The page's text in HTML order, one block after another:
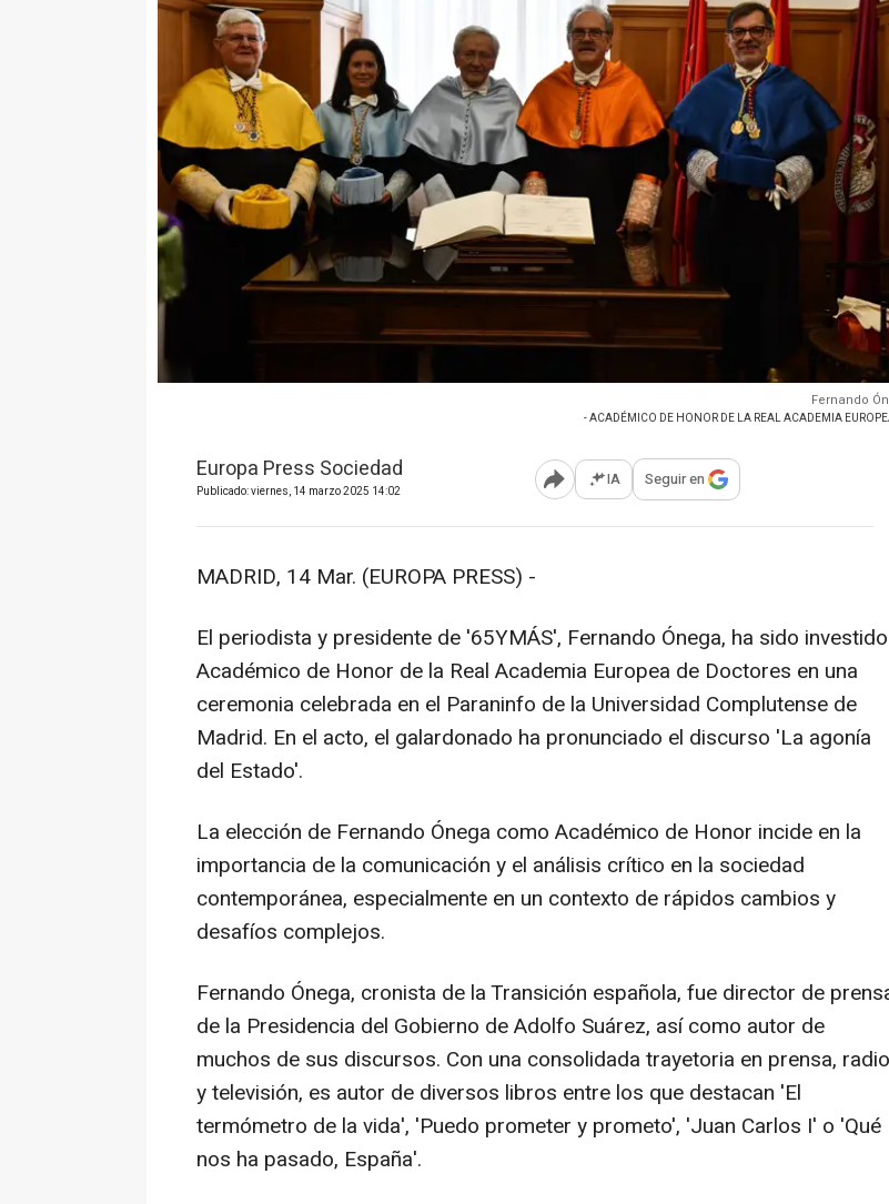
Fernando
- ACADÉMICO DE HONOR DE LA REAL ACADEMIA
Europa Press Sociedad
Publicado: viernes, 14 marzo 2025 14:02 Abrir opciones para compartir
IA Seguir en
MADRID, 14 Mar. (EUROPA PRESS) -
El periodista y presidente de '65YMÁS', Fernando Ónega, ha sido investido
Académico de Honor de la Real Academia Europea de Doctores en una
ceremonia celebrada en el Paraninfo de la Universidad Complutense de
Madrid. En el acto, el galardonado ha pronunciado el discurso 'La agonía
del Estado'.
La elección de Fernando Ónega como Académico de Honor incide en la
importancia de la comunicación y el análisis crítico en la sociedad
contemporánea, especialmente en un contexto de rápidos cambios y
desafíos complejos.
Fernando Ónega, cronista de la Transición española, fue director de
de la Presidencia del Gobierno de Adolfo Suárez, así como autor de
muchos de sus discursos. Con una consolidada trayetoria en prensa, radio
y televisión, es autor de diversos libros entre los que destacan 'El
termómetro de la vida', 'Puedo prometer y prometo', 'Juan Carlos I' o 'Qué
nos ha pasado, España'.